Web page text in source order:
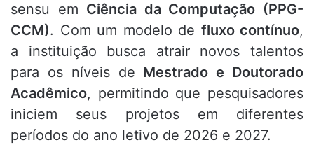
sensu em Ciência da Computação (PPG-
CCM). Com um modelo de fluxo contínuo,
a instituição busca atrair novos talentos
para os níveis de Mestrado e Doutorado
Acadêmico, permitindo que pesquisadores
iniciem seus projetos em diferentes
períodos do ano letivo de 2026 e 2027.